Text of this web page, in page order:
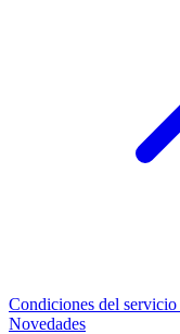
Condiciones del servicio
Novedades